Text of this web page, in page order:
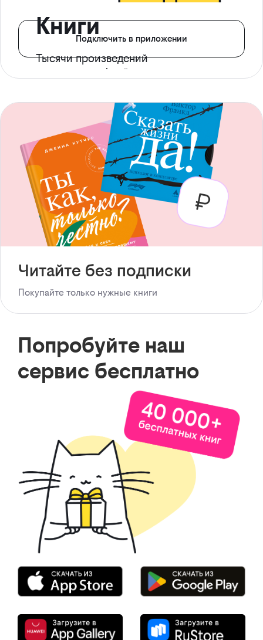
Книги
Тысячи произведений
с доступом офлайн
Подключить в приложении
Читайте без подписки
Покупайте только нужные книги
Попробуйте наш
сервис бесплатно